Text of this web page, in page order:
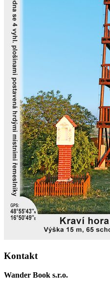
Kontakt
Wander Book s.r.o.